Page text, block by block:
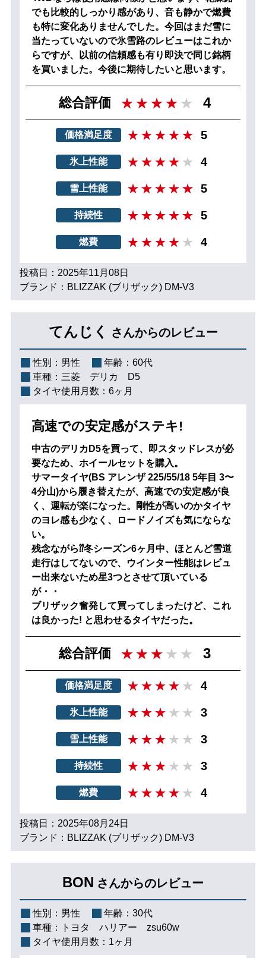
でも比較的しっかり感があり、音も静かで燃費
も特に変化ありませんでした。今回はまだ雪に
当たっていないので氷雪路のレビューはこれか
らですが、以前の信頼感も有り即決で同じ銘柄
を買いました。今後に期待したいと思います。
総合評価 4
価格満足度 5
氷上性能 4
雪上性能 5
持続性 5
燃費 4
投稿日：2025年11月08日
ブランド：BLIZZAK (ブリザック) DM-V3
てんじく さんからのレビュー
性別： 男性 年齢： 60代
車種： 三菱 デリカ D5
タイヤ使用月数： 6ヶ月
高速での安定感がステキ!
中古のデリカD5を買って、即スタッドレスが必
要なため、ホイールセットを購入。
サマータイヤ(BS アレンザ 225/55/18 5年目 3〜
4分山)から履き替えたが、高速での安定感が良
く、運転が楽になった。剛性が高いのかタイヤ
のヨレ感も少なく、ロードノイズも気にならな
い。
残念ながら⁇冬シーズン6ヶ月中、ほとんど雪道
走行はしてないので、ウインター性能はレビュ
ー出来ないため星3つとさせて頂いている
が・・
ブリザック奮発して買ってしまったけど、これ
は良かった! と思わせるタイヤだった。
総合評価 3
価格満足度 4
氷上性能 3
雪上性能 3
持続性 3
燃費 4
投稿日：2025年08月24日
ブランド：BLIZZAK (ブリザック) DM-V3
BON さんからのレビュー
性別： 男性 年齢： 30代
車種：
トヨタ ハリアー zsu60w
タイヤ使用月数： 1ヶ月